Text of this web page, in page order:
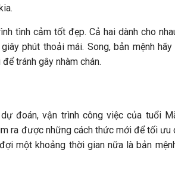
tình cảm tốt đẹp. Cả hai dành cho
phút thoải mái. Song, bản mệnh
tránh gây nhàm chán.
đoán, vận trình công việc của tuổi
ra được những cách thức mới để tối ưu
một khoảng thời gian nữa là bản